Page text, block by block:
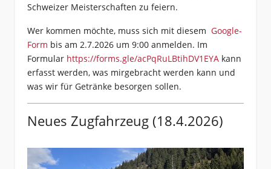
Schweizer Meisterschaften zu feiern.
Wer kommen möchte, muss sich mit diesemGoogle-
Form bis am 2.7.2026 um 9:00 anmelden. Im
Formular https://forms.gle/acPqRuLBtihDV1EYA kann
erfasst werden, was mirgebracht werden kann und
was wir für Getränke besorgen sollen.
Neues Zugfahrzeug (18.4.2026)